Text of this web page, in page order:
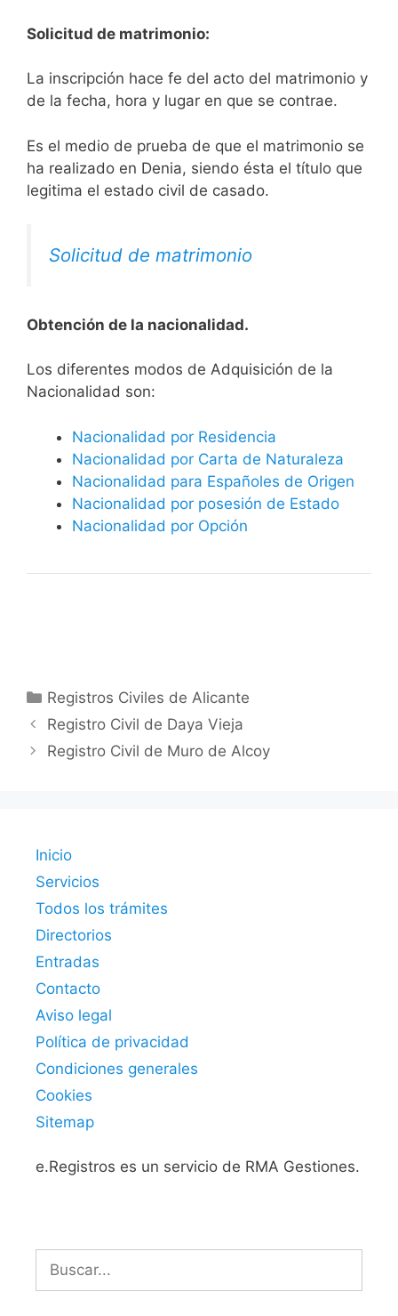
Solicitud de matrimonio:
La inscripción hace fe del acto del matrimonio y
de la fecha, hora y lugar en que se contrae.
Es el medio de prueba de que el matrimonio se
ha realizado en Denia, siendo ésta el título que
legitima el estado civil de casado.
Solicitud de matrimonio
Obtención de la nacionalidad.
​​​Los diferentes modos de Adquisición de la
Nacionalidad son:
Nacionalidad por Residencia
Nacionalidad por Carta de Naturaleza
Nacionalidad para Españoles de Origen
Nacionalidad por posesión de Estado
Nacionalidad por Opción
Categorías
Registros Civiles de Alicante
Registro Civil de Daya Vieja
Registro Civil de Muro de Alcoy
Inicio
Servicios
Todos los trámites
Directorios
Entradas
Contacto
Aviso legal
Política de privacidad
Condiciones generales
Cookies
Sitemap
e.Registros es un servicio de RMA Gestiones.
Buscar: